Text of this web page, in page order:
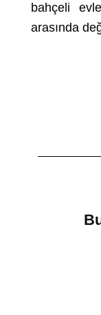
bahçeli
arasında